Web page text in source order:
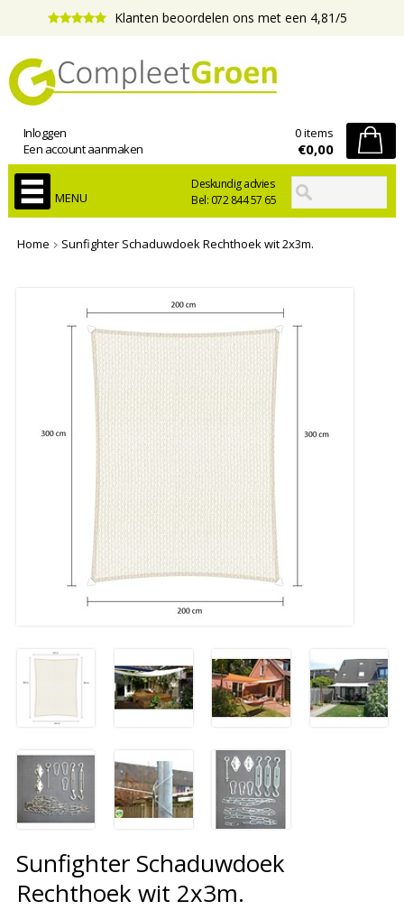
Klanten beoordelen ons met een 4,81/5
Deskundig advies
Bel: 072 844 57 65
Inloggen
Een account aanmaken
0 items
€0,00
MENU
Home Sunfighter Schaduwdoek Rechthoek wit 2x3m.
Sunfighter Schaduwdoek
Rechthoek wit 2x3m.